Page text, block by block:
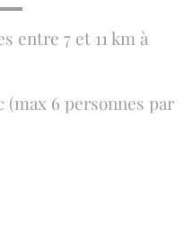
entre 7 et 11 km à
(max 6 personnes par